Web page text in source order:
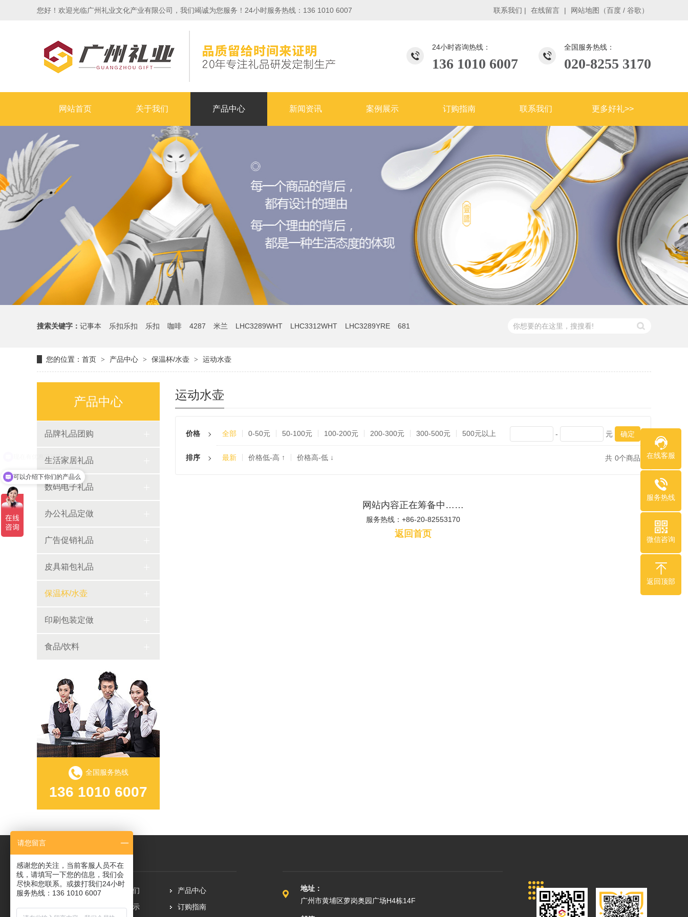
您好！欢迎光临广州礼业文化产业有限公司，我们竭诚为您服务！24小时服务热线：136 1010 6007 联系我们 | 在线留言 | 网站地图 （百度 / 谷歌）
全国服务热线：
020-8255 3170
24小时咨询热线：
136 1010 6007
网站首页 关于我们 产品中心 新闻资讯 案例展示 订购指南 联系我们 更多好礼>>
搜索关键字： 记事本 乐扣乐扣 乐扣 咖啡 4287 米兰 LHC3289WHT LHC3312WHT LHC3289YRE 681
您的位置： 首页 > 产品中心 > 保温杯/水壶 > 运动水壶
产品中心
品牌礼品团购
生活家居礼品
数码电子礼品
办公礼品定做
广告促销礼品
皮具箱包礼品
保温杯/水壶
印刷包装定做
食品/饮料
全国服务热线
136 1010 6007
运动水壶
价格 全部 0-50元 50-100元 100-200元 200-300元 300-500元 500元以上
排序 最新 价格低-高 ↑ 价格高-低 ↓
- 元
共 0个商品
网站内容正在筹备中……
服务热线：+86-20-82553170
返回首页
网站首页 关于我们
产品中心
新闻资讯
案例展示 订购指南
地址：
广州市黄埔区萝岗奥园广场H4栋14F
在线客服
服务热线
微信咨询
返回顶部
可以介绍下你们的产品么
请您留言
感谢您的关注，当前客服人员不在
线，请填写一下您的信息，我们会
尽快和您联系。或拨打我们24小时
服务热线：136 1010 6007